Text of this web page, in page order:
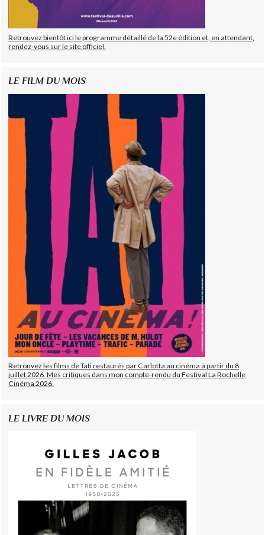
Retrouvez bientôt ici le programme détaillé de la 52e édition et, en attendant,
rendez-vous sur le site officiel.
LE FILM DU MOIS
Retrouvez les films de Tati restaurés par Carlotta au cinéma à partir du 8
juillet 2026. Mes critiques dans mon compte-rendu du Festival La Rochelle
Cinéma 2026.
LE LIVRE DU MOIS